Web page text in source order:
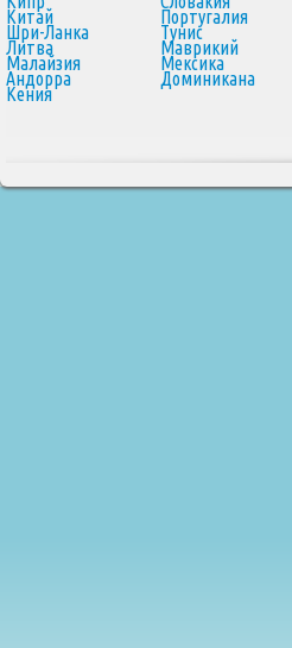
Китай Португалия
Шри-Ланка Тунис
Литва Маврикий
Малайзия Мексика
Андорра Доминикана
Кения